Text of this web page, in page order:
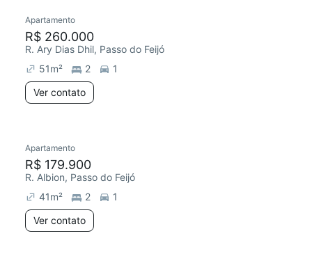
Apartamento
R$ 260.000
R. Ary Dias Dhil, Passo do Feijó
51m² 2
1
Ver contato
Apartamento
R$ 179.900
R. Albion, Passo do Feijó
41m² 2
1
Ver contato